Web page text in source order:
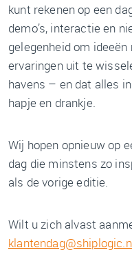
kunt rekenen op een
demo’s, interactie en
gelegenheid om
ervaringen uit te
havens – en dat alles
hapje en drankje.
Wij hopen opnieuw op
dag die minstens zo
als de vorige editie.
Wilt u zich alvast